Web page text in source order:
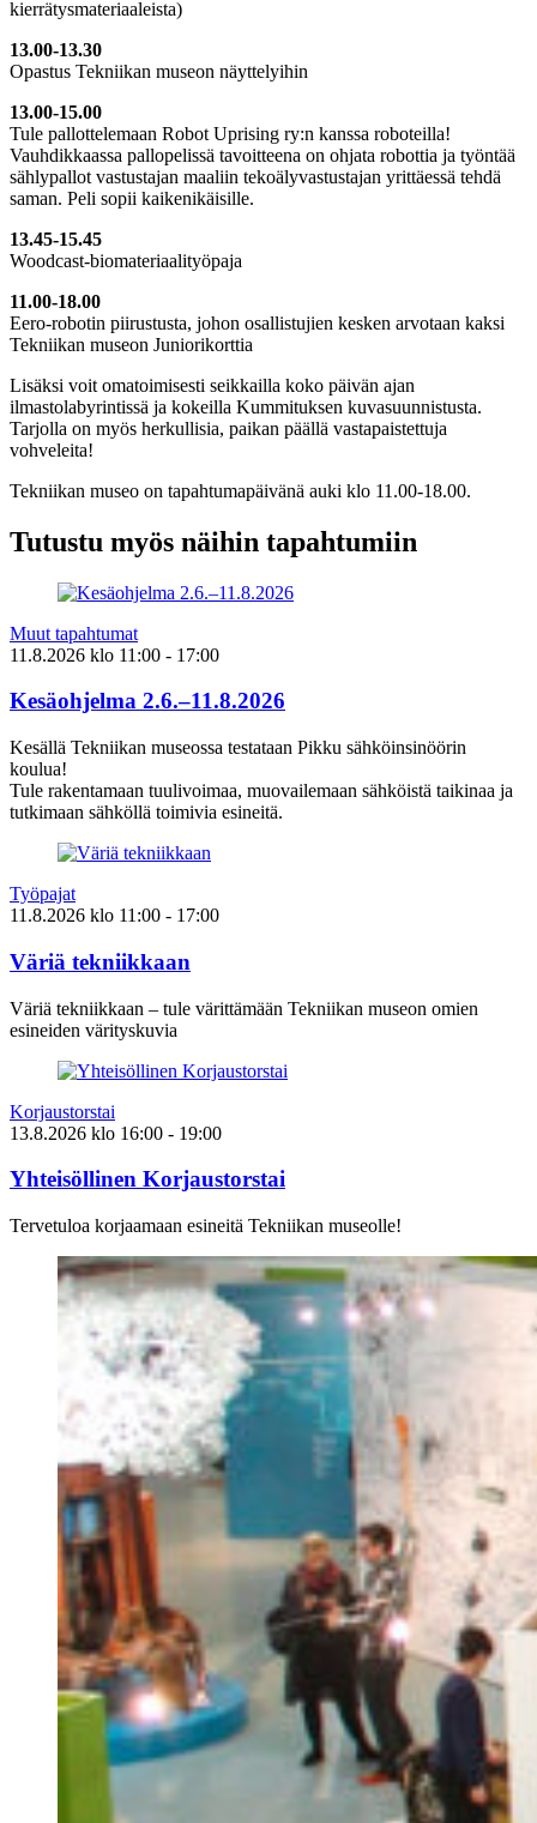
kierrätysmateriaaleista)
13.00-13.30
Opastus Tekniikan museon näyttelyihin
13.00-15.00
Tule pallottelemaan Robot Uprising ry:n kanssa roboteilla!
Vauhdikkaassa pallopelissä tavoitteena on ohjata robottia ja työntää
sählypallot vastustajan maaliin tekoälyvastustajan yrittäessä tehdä
saman. Peli sopii kaikenikäisille.
13.45-15.45
Woodcast-biomateriaalityöpaja
11.00-18.00
Eero-robotin piirustusta, johon osallistujien kesken arvotaan kaksi
Tekniikan museon Juniorikorttia
Lisäksi voit omatoimisesti seikkailla koko päivän ajan
ilmastolabyrintissä ja kokeilla Kummituksen kuvasuunnistusta.
Tarjolla on myös herkullisia, paikan päällä vastapaistettuja
vohveleita!
Tekniikan museo on tapahtumapäivänä auki klo 11.00-18.00.
Tutustu myös näihin tapahtumiin
Muut tapahtumat
11.8.2026 klo 11:00 - 17:00
Kesäohjelma 2.6.–11.8.2026
Kesällä Tekniikan museossa testataan Pikku sähköinsinöörin
koulua!
Tule rakentamaan tuulivoimaa, muovailemaan sähköistä taikinaa ja
tutkimaan sähköllä toimivia esineitä.
Työpajat
11.8.2026 klo 11:00 - 17:00
Väriä tekniikkaan
Väriä tekniikkaan – tule värittämään Tekniikan museon omien
esineiden värityskuvia
Korjaustorstai
13.8.2026 klo 16:00 - 19:00
Yhteisöllinen Korjaustorstai
Tervetuloa korjaamaan esineitä Tekniikan museolle!